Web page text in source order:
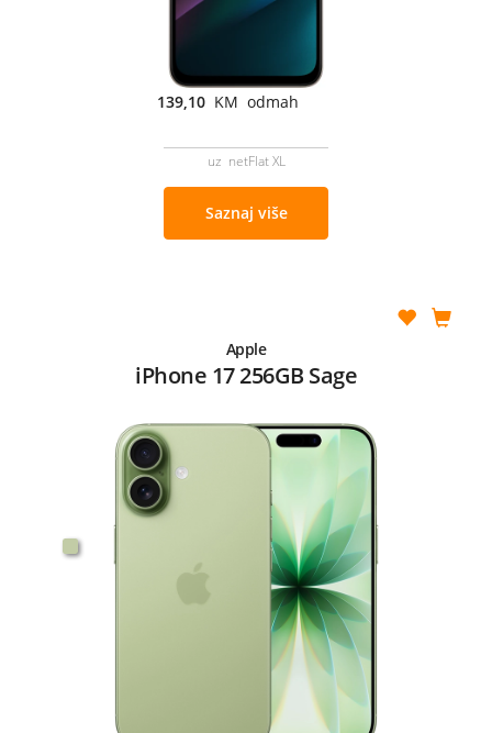
139,10 KM odmah
uz netFlat XL
Saznaj više
Apple
iPhone 17 256GB Sage